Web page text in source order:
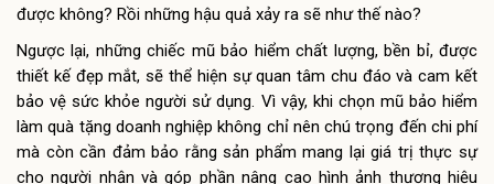
được không? Rồi những hậu quả xảy ra sẽ như thế nào?
Ngược lại, những chiếc mũ bảo hiểm chất lượng, bền bỉ, được
thiết kế đẹp mắt, sẽ thể hiện sự quan tâm chu đáo và cam kết
bảo vệ sức khỏe người sử dụng. Vì vậy, khi chọn mũ bảo hiểm
làm quà tặng doanh nghiệp không chỉ nên chú trọng đến chi phí
mà còn cần đảm bảo rằng sản phẩm mang lại giá trị thực sự
cho người nhận và góp phần nâng cao hình ảnh thương hiệu